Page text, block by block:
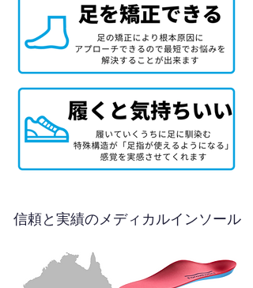
信頼と実績のメディカルインソール